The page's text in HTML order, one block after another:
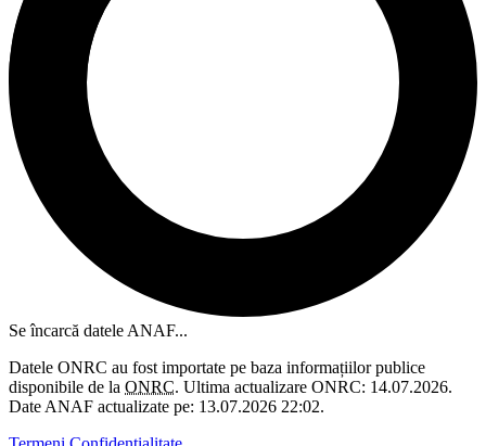
Se încarcă datele ANAF...
Datele ONRC au fost importate pe baza informațiilor publice
disponibile de la ONRC. Ultima actualizare ONRC: 14.07.2026.
Date ANAF actualizate pe: 13.07.2026 22:02.